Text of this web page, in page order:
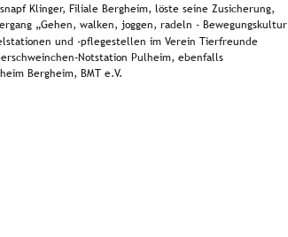
Klinger, Filiale Bergheim, löste seine Zusicherung,
„Gehen, walken, joggen, radeln - Bewegungskultur
und -pflegestellen im Verein Tierfreunde
Notstation Pulheim, ebenfalls
Bergheim, BMT e.V.